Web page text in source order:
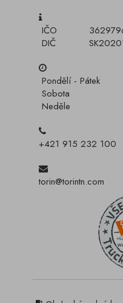
IČO
DIČ
Pondělí - Pátek
Sobota
Neděle
+421 915 232 100
torin@torintn.com